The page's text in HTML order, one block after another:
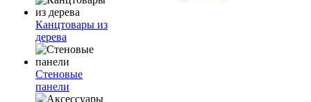
Канцтовары из
дерева
Стеновые
панели